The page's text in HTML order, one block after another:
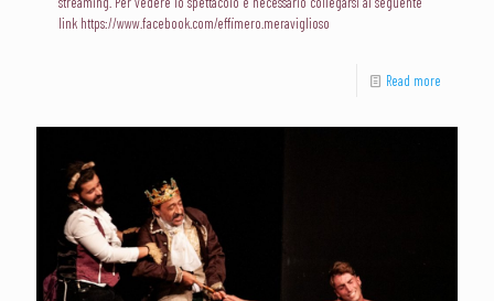
link https://www.facebook.com/effimero.meraviglioso
Read more